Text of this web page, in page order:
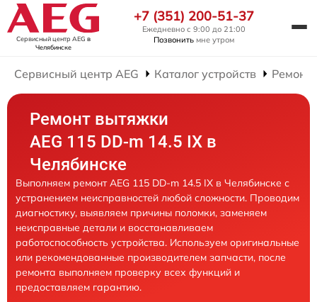
Сервисный центр AEG в
Челябинске
+7 (351) 200-51-37
Ежедневно с 9:00 до 21:00
Позвонить мне утром
Сервисный центр AEG Каталог устройств Ремонт
Ремонт вытяжки
AEG 115 DD-m 14.5 IX в
Челябинске
Выполняем ремонт AEG 115 DD-m 14.5 IX в Челябинске с
устранением неисправностей любой сложности. Проводим
диагностику, выявляем причины поломки, заменяем
неисправные детали и восстанавливаем
работоспособность устройства. Используем оригинальные
или рекомендованные производителем запчасти, после
ремонта выполняем проверку всех функций и
предоставляем гарантию.